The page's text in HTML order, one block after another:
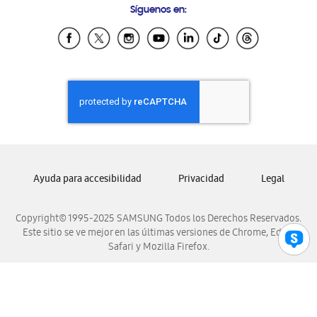
Samsung Ecuador
Samsung El Salvador
Samsung Honduras
Samsung Nicaragua
Samsung Panamá
Samsung Venezuela
Síguenos en:
Copyright© 1995-2025 SAMSUNG Todos los Derechos Reservados.
Este sitio se ve mejor en las últimas versiones de Chrome, Edge,
Safari y Mozilla Firefox.
Ayuda para accesibilidad Privacidad Legal